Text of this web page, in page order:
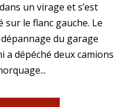
un virage et s’est
sur le flanc gauche. Le
du garage
a dépéché deux camions